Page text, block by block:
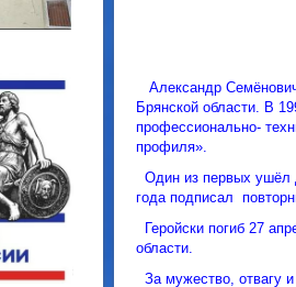
Александр
Брянской области. В
профессионально-
профиля».
Один из первых ушёл
года подписал
Геройски погиб 27
области.
За мужество, отвагу